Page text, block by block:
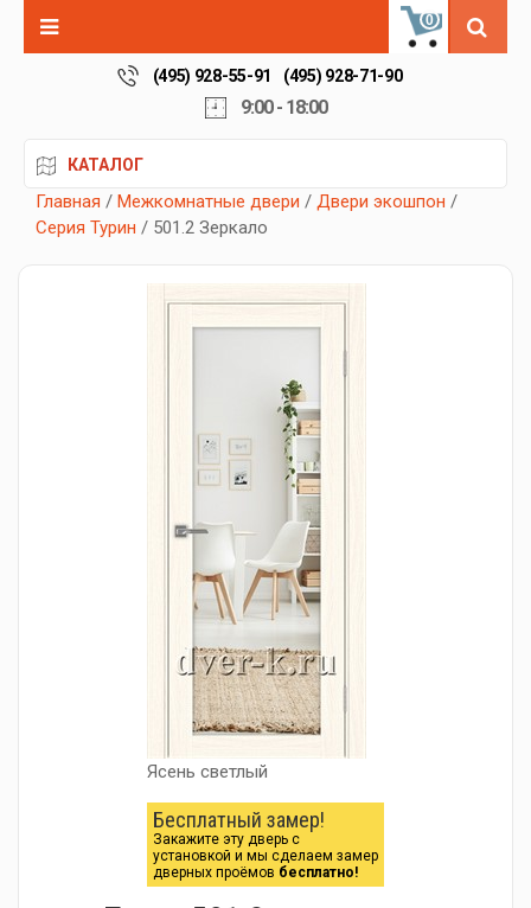
0
(495) 928-55-91 (495) 928-71-90
9:00 - 18:00
КАТАЛОГ
Главная / Межкомнатные двери / Двери экошпон /
Серия Турин / 501.2 Зеркало
Ясень светлый
Бесплатный замер!
Закажите эту дверь с
установкой и мы сделаем замер
дверных проёмов бесплатно!